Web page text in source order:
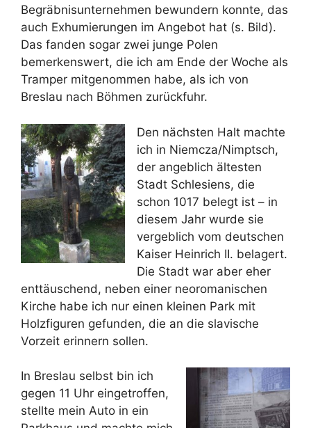
Begräbnisunternehmen bewundern konnte, das
auch Exhumierungen im Angebot hat (s. Bild).
Das fanden sogar zwei junge Polen
bemerkenswert, die ich am Ende der Woche als
Tramper mitgenommen habe, als ich von
Breslau nach Böhmen zurückfuhr.
Den nächsten Halt machte
ich in Niemcza/Nimptsch,
der angeblich ältesten
Stadt Schlesiens, die
schon 1017 belegt ist – in
diesem Jahr wurde sie
vergeblich vom deutschen
Kaiser Heinrich II. belagert.
Die Stadt war aber eher
enttäuschend, neben einer neoromanischen
Kirche habe ich nur einen kleinen Park mit
Holzfiguren gefunden, die an die slavische
Vorzeit erinnern sollen.
In Breslau selbst bin ich
gegen 11 Uhr eingetroffen,
stellte mein Auto in ein